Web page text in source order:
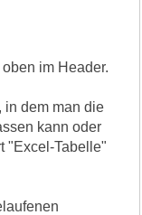
im Header.
in dem man die
kann oder
"Excel-Tabelle"